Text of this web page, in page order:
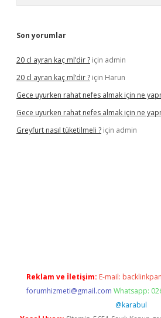
Son yorumlar
20 cl ayran kaç ml’dir ? için admin
20 cl ayran kaç ml’dir ? için Harun
Gece uyurken rahat nefes almak için ne
Gece uyurken rahat nefes almak için ne
Greyfurt nasıl tüketilmeli ? için admin
Reklam ve İletişim: E-mail:
forumhizmeti@gmail.com Whatsapp:
@karabul